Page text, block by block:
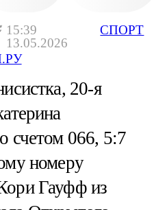
15:39
13.05.2026
СПОРТ
20-я
счетом 066, 5:7
номеру
Гауфф из